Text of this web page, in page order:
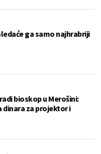
ga samo najhrabriji
bioskop u Merošini:
dinara za projektor i